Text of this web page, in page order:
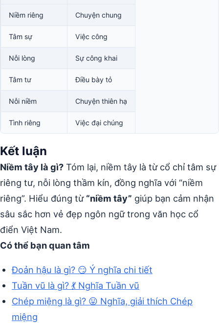
Niềm riêng Chuyện chung
Tâm sự Việc công
Nỗi lòng Sự công khai
Tâm tư Điều bày tỏ
Nỗi niềm Chuyện thiên hạ
Tình riêng Việc đại chúng
Kết luận
Niềm tây là gì? Tóm lại, niềm tây là từ cổ chỉ tâm sự
riêng tư, nỗi lòng thầm kín, đồng nghĩa với “niềm
riêng”. Hiểu đúng từ “niềm tây” giúp bạn cảm nhận
sâu sắc hơn vẻ đẹp ngôn ngữ trong văn học cổ
điển Việt Nam.
Có thể bạn quan tâm
Đoản hậu là gì? 😏 Ý nghĩa chi tiết
Tuần vũ là gì? 💃 Nghĩa Tuần vũ
Chép miệng là gì? 😛 Nghĩa, giải thích Chép
miệng